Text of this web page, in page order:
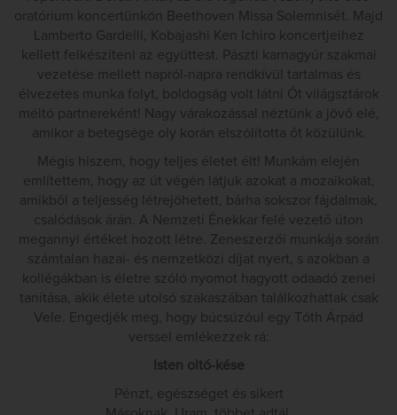
oratórium koncertünkön Beethoven Missa Solemnisét. Majd
Lamberto Gardelli, Kobajashi Ken Ichiro koncertjeihez
kellett felkészíteni az együttest. Pászti karnagyúr szakmai
vezetése mellett napról-napra rendkívül tartalmas és
élvezetes munka folyt, boldogság volt látni Őt világsztárok
méltó partnereként! Nagy várakozással néztünk a jövő elé,
amikor a betegsége oly korán elszólította őt közülünk.
Mégis hiszem, hogy teljes életet élt! Munkám elején
említettem, hogy az út végén látjuk azokat a mozaikokat,
amikből a teljesség létrejöhetett, bárha sokszor fájdalmak,
csalódások árán. A Nemzeti Énekkar felé vezető úton
megannyi értéket hozott létre. Zeneszerzői munkája során
számtalan hazai- és nemzetközi díjat nyert, s azokban a
kollégákban is életre szóló nyomot hagyott odaadó zenei
tanítása, akik élete utolsó szakaszában találkozhattak csak
Vele. Engedjék meg, hogy búcsúzóul egy Tóth Árpád
verssel emlékezzek rá:
Isten oltó-kése
Pénzt, egészséget és sikert